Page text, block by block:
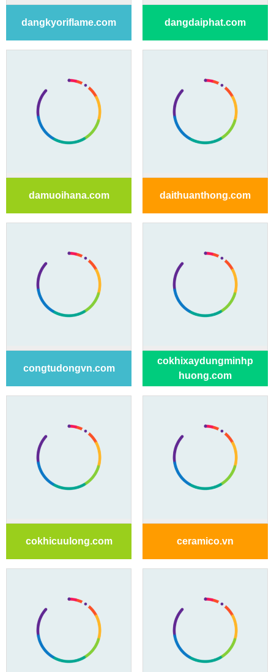
dangkyoriflame.com dangdaiphat.com
damuoihana.com daithuanthong.com
congtudongvn.com
cokhixaydungminhp
huong.com
cokhicuulong.com ceramico.vn